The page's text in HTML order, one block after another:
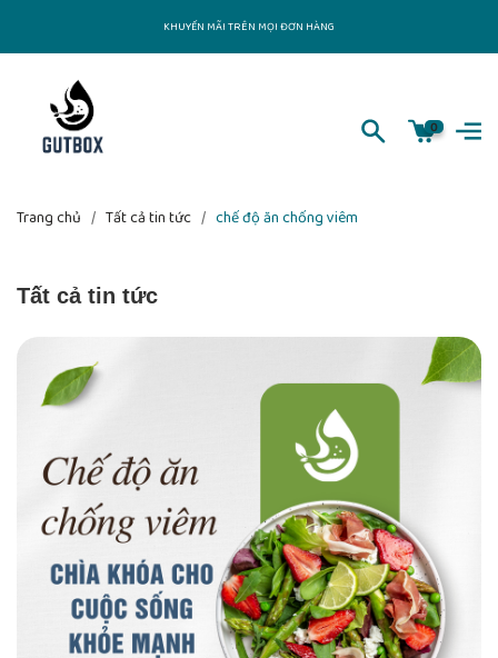
KHUYẾN MÃI TRÊN MỌI ĐƠN HÀNG
0
Trang chủ / Tất cả tin tức / chế độ ăn chống viêm
Tất cả tin tức